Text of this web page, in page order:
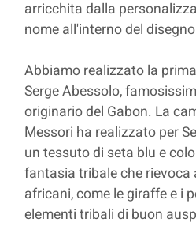
arricchita dalla
nome all'interno del
Abbiamo realizzato la
Serge Abessolo,
originario del Gabon. La
Messori ha realizzato per
un tessuto di seta blu e
fantasia tribale che rievoca
africani, come le giraffe e i
elementi tribali di buon